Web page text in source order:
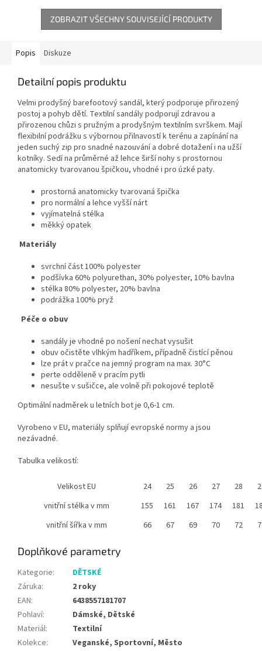
ZOBRAZIT VŠECHNY SOUVISEJÍCÍ PRODUKTY
Popis Diskuze
Detailní popis produktu
Velmi prodyšný barefootový sandál, který podporuje přirozený
postoj a pohyb dětí. Textilní sandály podporují zdravou a
přirozenou chůzi s pružným a prodyšným textilním svrškem. Mají
flexibilní podrážku s výbornou přilnavostí k terénu a zapínání na
jeden suchý zip pro snadné nazouvání a dobré dotažení i na užší
kotníky. Sedí na průměrné až lehce širší nohy s prostornou
anatomicky tvarovanou špičkou, vhodné i pro úzké paty.
prostorná anatomicky tvarovaná špička
pro normální a lehce vyšší nárt
vyjímatelná stélka
měkký opatek
Materiály
svrchní část 100% polyester
podšívka 60% polyurethan, 30% polyester, 10% bavlna
stélka 80% polyester, 20% bavlna
podrážka 100% pryž
Péče o obuv
sandály je vhodné po nošení nechat vysušit
obuv očistěte vlhkým hadříkem, případně čistící pěnou
lze prát v pračce na jemný program na max. 30°C
perte odděleně v pracím pytli
nesušte v sušičce, ale volně při pokojové teplotě
Optimální nadměrek u letních bot je 0,6-1 cm.
Vyrobeno v EU, materiály splňují evropské normy a jsou
nezávadné.
Tabulka velikostí:
Velikost EU 24 25 26 27 28
vnitřní stélka v mm
155 161 167 174 181
vnitřní šířka v mm
66 67 69 70 72
Doplňkové parametry
Kategorie:
DĚTSKÉ
Záruka:
2 roky
EAN:
6438557181707
Pohlaví:
Dámské, Dětské
Materiál:
Textilní
Kolekce:
Veganské, Sportovní, Město